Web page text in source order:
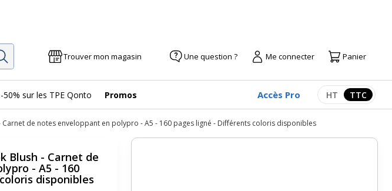
Rechercher Trouver mon magasin Une question ? Me connecter Panier
-50% sur les TPE Qonto Promos Accès Pro Afficher les
HT TTC
de notes enveloppant en polypro - A5 - 160 pages ligné - Différents coloris disponibles
Blush - Carnet de
- A5 - 160
disponibles